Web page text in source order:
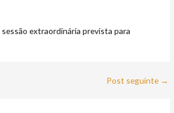
sessão extraordinária prevista para
Post seguinte →